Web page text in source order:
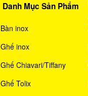
Danh Mục Sản Phẩm
Bàn inox
Ghế inox
Ghế Chiavari/Tiffany
Ghế Tolix